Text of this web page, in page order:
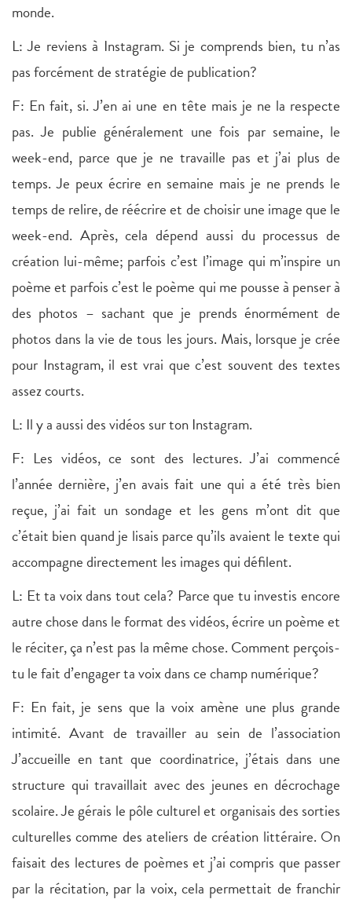
monde.
L: Je reviens à Instagram. Si je comprends bien, tu n’as
pas forcément de stratégie de publication?
F: En fait, si. J’en ai une en tête mais je ne la respecte
pas. Je publie généralement une fois par semaine, le
week-end, parce que je ne travaille pas et j’ai plus de
temps. Je peux écrire en semaine mais je ne prends le
temps de relire, de réécrire et de choisir une image que le
week-end. Après, cela dépend aussi du processus de
création lui-même; parfois c’est l’image qui m’inspire un
poème et parfois c’est le poème qui me pousse à penser à
des photos – sachant que je prends énormément de
photos dans la vie de tous les jours. Mais, lorsque je crée
pour Instagram, il est vrai que c’est souvent des textes
assez courts.
L: Il y a aussi des vidéos sur ton Instagram.
F: Les vidéos, ce sont des lectures. J’ai commencé
l’année dernière, j’en avais fait une qui a été très bien
reçue, j’ai fait un sondage et les gens m’ont dit que
c’était bien quand je lisais parce qu’ils avaient le texte qui
accompagne directement les images qui défilent.
L: Et ta voix dans tout cela? Parce que tu investis encore
autre chose dans le format des vidéos, écrire un poème et
le réciter, ça n’est pas la même chose. Comment perçois-
tu le fait d’engager ta voix dans ce champ numérique?
F: En fait, je sens que la voix amène une plus grande
intimité. Avant de travailler au sein de l’association
J’accueille en tant que coordinatrice, j’étais dans une
structure qui travaillait avec des jeunes en décrochage
scolaire. Je gérais le pôle culturel et organisais des sorties
culturelles comme des ateliers de création littéraire. On
faisait des lectures de poèmes et j’ai compris que passer
par la récitation, par la voix, cela permettait de franchir